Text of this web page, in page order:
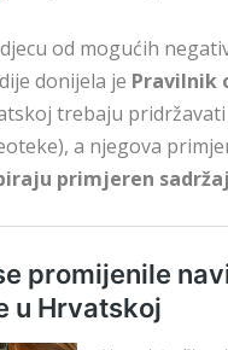
od mogućih
donijela je Pravilnik
trebaju
a njegova
primjeren